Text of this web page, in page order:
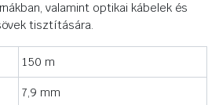
valamint optikai kábelek és
tisztítására.
150 m
7,9 mm